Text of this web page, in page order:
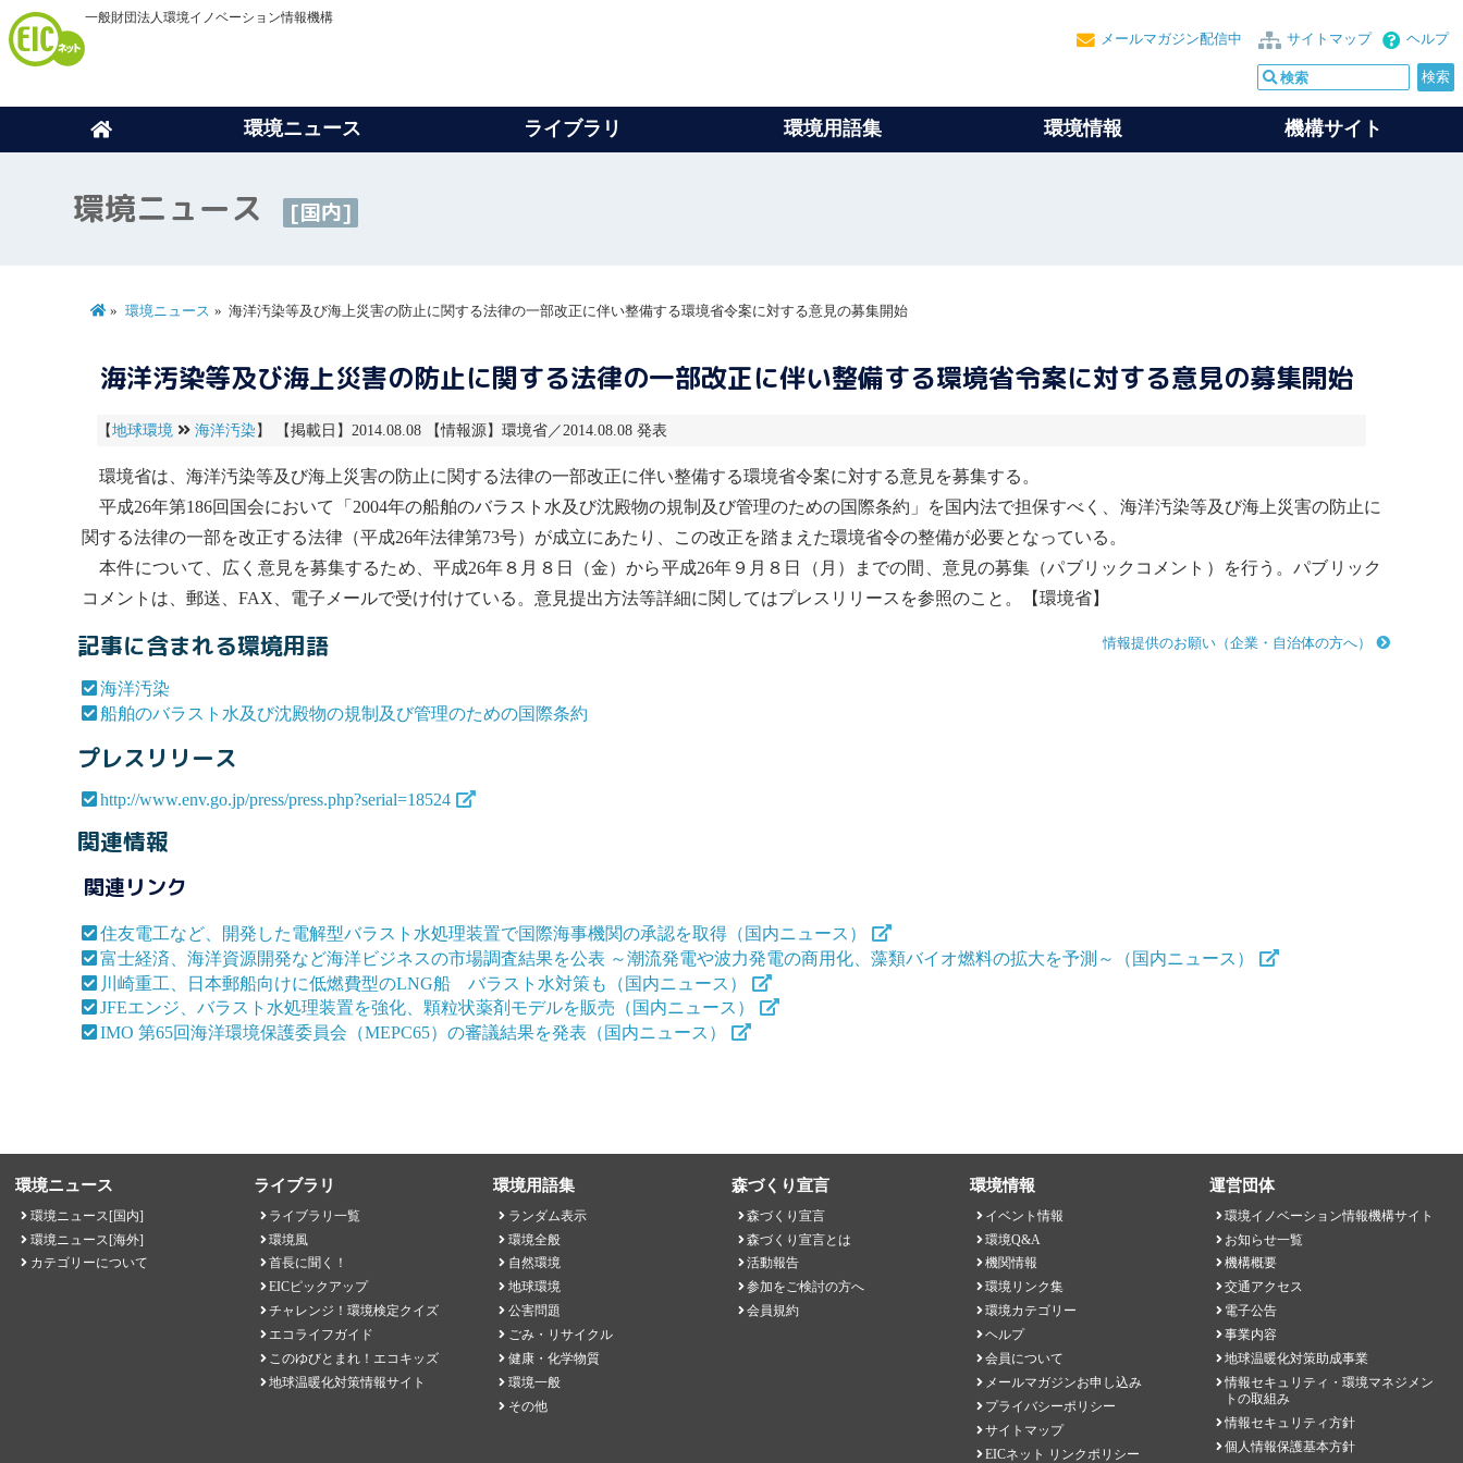
一般財団法人環境イノベーション情報機構
ヘルプ
サイトマップ
メールマガジン配信中
環境ニュース ライブラリ 環境用語集 環境情報 機構サイト
環境ニュース [国内]
環境ニュース 海洋汚染等及び海上災害の防止に関する法律の一部改正に伴い整備する環境省令案に対する意見の募集開始
海洋汚染等及び海上災害の防止に関する法律の一部改正に伴い整備する環境省令案に対する意見の募集開始
【地球環境 海洋汚染 】 【掲載日】2014.08.08 【情報源】環境省／2014.08.08 発表
環境省は、海洋汚染等及び海上災害の防止に関する法律の一部改正に伴い整備する環境省令案に対する意見を募集する。
平成26年第186回国会において「2004年の船舶のバラスト水及び沈殿物の規制及び管理のための国際条約 」を国内法で担保すべく、 海洋汚染等及び海上災害の防止に
関する法律の一部を改正する法律（平成26年法律第73号）が成立にあたり、この改正を踏まえた環境省令の整備が必要となっている。
本件について、広く意見を募集するため、平成26年８月８日（金）から平成26年９月８日（月）までの間、意見の募集（パブリックコメント）を行う。パブリック
コメントは、郵送、FAX、電子メールで受け付けている。意見提出方法等詳細に関してはプレスリリースを参照のこと。【環境省】
情報提供のお願い（企業・自治体の方へ）
記事に含まれる環境用語
海洋汚染
船舶のバラスト水及び沈殿物の規制及び管理のための国際条約
プレスリリース
http://www.env.go.jp/press/press.php?serial=18524
関連情報
関連リンク
住友電工など、開発した電解型バラスト水処理装置で国際海事機関の承認を取得（国内ニュース）
富士経済、海洋資源開発など海洋ビジネスの市場調査結果を公表 ～潮流発電や波力発電の商用化、藻類バイオ燃料の拡大を予測～（国内ニュース）
川崎重工、日本郵船向けに低燃費型のLNG船 バラスト水対策も（国内ニュース）
JFEエンジ、バラスト水処理装置を強化、顆粒状薬剤モデルを販売（国内ニュース）
IMO 第65回海洋環境保護委員会（MEPC65）の審議結果を発表（国内ニュース）
環境ニュース
環境ニュース[国内]
環境ニュース[海外]
カテゴリーについて
ライブラリ
ライブラリ一覧
環境風
首長に聞く！
EICピックアップ
チャレンジ！環境検定クイズ
エコライフガイド
このゆびとまれ！エコキッズ
地球温暖化対策情報サイト
環境用語集
ランダム表示
環境全般
自然環境
地球環境
公害問題
ごみ・リサイクル
健康・化学物質
環境一般
その他
森づくり宣言
森づくり宣言
森づくり宣言とは
活動報告
参加をご検討の方へ
会員規約
環境情報
イベント情報
環境Q&A
機関情報
環境リンク集
環境カテゴリー
ヘルプ
会員について
メールマガジンお申し込み
プライバシーポリシー
サイトマップ
EICネット リンクポリシー
運営団体
環境イノベーション情報機構サイト
お知らせ一覧
機構概要
交通アクセス
電子公告
事業内容
地球温暖化対策助成事業
情報セキュリティ・環境マネジメン
トの取組み
情報セキュリティ方針
個人情報保護基本方針